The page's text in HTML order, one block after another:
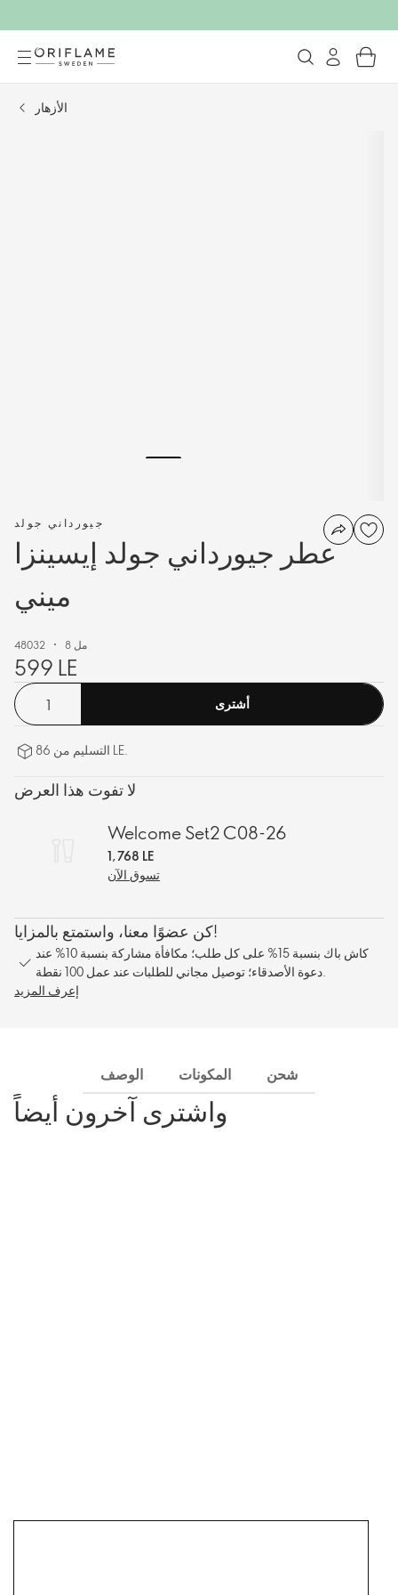
الأزهار
جيورداني جولد
عطر جيورداني جولد إيسينزا
ميني
48032 8 مل
599 LE
أشترى
التسليم من 86 LE.
لا تفوت هذا العرض
Welcome Set2 C08-26
1,768 LE
تسوق الآن
كن عضوًا معنا، واستمتع بالمزايا!
كاش باك بنسبة 15% على كل طلب؛ مكافأة مشاركة بنسبة 10% عند
دعوة الأصدقاء؛ توصيل مجاني للطلبات عند عمل 100 نقطة.
إعرف المزيد
الوصف المكونات شحن
واشترى آخرون أيضاً